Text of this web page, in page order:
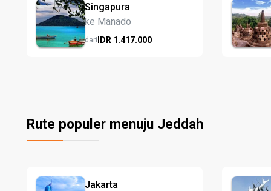
Singapura
ke Manado
dariIDR 1.417.000
Rute populer menuju Jeddah
Jakarta